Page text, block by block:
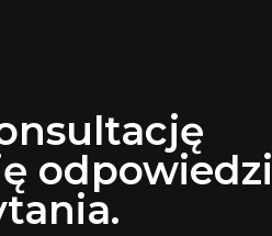
odpowiedzi